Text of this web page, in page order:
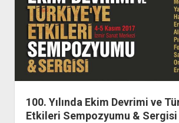
100. Yılında Ekim Devrimi ve
Etkileri Sempozyumu & Sergisi